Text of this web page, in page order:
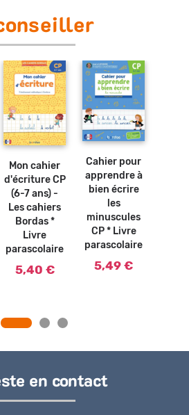
Ajouter
au
Mon cahier
d'écriture CP
(6-7 ans) -
Les cahiers
Bordas *
Livre
parascolaire
5,40 €
Ajouter
au
Cahier pour
apprendre à
bien écrire
les
minuscules
CP * Livre
parascolaire
5,49 €
en contact